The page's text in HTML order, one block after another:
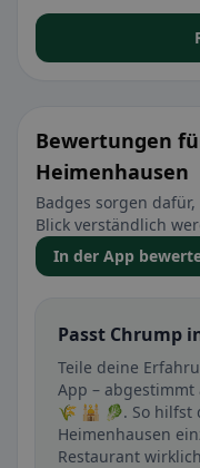
Bewertungen
Heimenhausen
Badges sorgen
Blick verständlich
In der App
Passt Chrump
Teile deine
App –
🌾 🕌 🥬. So hilfst
Heimenhausen
Restaurant